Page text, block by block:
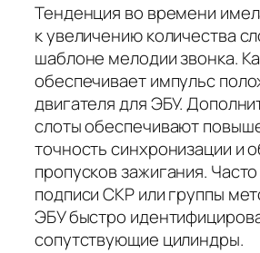
Тенденция во времени
к увеличению количества
шаблоне мелодии звонка.
обеспечивает импульс
двигателя для ЭБУ.
слоты обеспечивают
точность синхронизации и
пропусков зажигания.
подписи CKP или группы
ЭБУ быстро
сопутствующие цилиндры.